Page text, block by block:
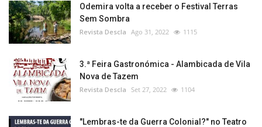
Odemira volta a receber o Festival Terras
Sem Sombra
Revista Descla Ago 31, 2022 1115
3.ª Feira Gastronómica - Alambicada de Vila
Nova de Tazem
Revista Descla Set 27, 2022 1104
"Lembras-te da Guerra Colonial?" no Teatro